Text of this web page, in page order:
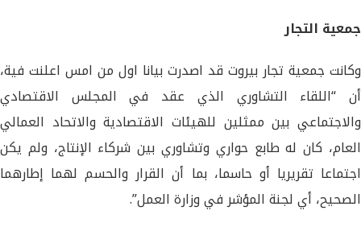
جمعية التجار
وكانت جمعية تجار بيروت قد اصدرت بيانا اول من امس اعلنت فية،
أن “اللقاء التشاوري الذي عقد في المجلس الاقتصادي
والاجتماعي بين ممثلين للهيئات الاقتصادية والاتحاد العمالي
العام، كان له طابع حواري وتشاوري بين شركاء الإنتاج، ولم يكن
اجتماعا تقريريا أو حاسما، بما أن القرار والحسم لهما إطارهما
الصحيح، أي لجنة المؤشر في وزارة العمل”.